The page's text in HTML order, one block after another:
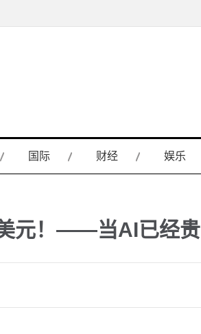
国际 财经 娱乐
元！——当AI已经贵